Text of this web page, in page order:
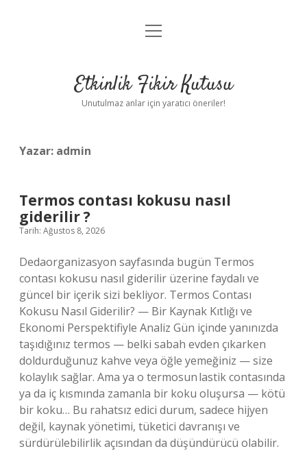
Anasayfa
Yasal Uyarı
menüyü
Etkinlik Fikir Kutusu
Unutulmaz anlar için yaratıcı öneriler!
Yazar: admin
Termos contası kokusu nasıl
giderilir ?
Tarih: Ağustos 8, 2026
Dedaorganizasyon sayfasında bugün Termos
contası kokusu nasıl giderilir üzerine faydalı ve
güncel bir içerik sizi bekliyor. Termos Contası
Kokusu Nasıl Giderilir? — Bir Kaynak Kıtlığı ve
Ekonomi Perspektifiyle Analiz Gün içinde yanınızda
taşıdığınız termos — belki sabah evden çıkarken
doldurduğunuz kahve veya öğle yemeğiniz — size
kolaylık sağlar. Ama ya o termosun lastik contasında
ya da iç kısmında zamanla bir koku oluşursa — kötü
bir koku… Bu rahatsız edici durum, sadece hijyen
değil, kaynak yönetimi, tüketici davranışı ve
sürdürülebilirlik açısından da düşündürücü olabilir.